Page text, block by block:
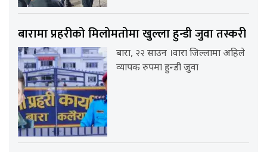
बारामा प्रहरीको मिलोमतोमा खुल्ला हुन्डी जुवा तस्करी
बारा, २२ साउन ।वारा जिल्लामा अहिले
व्यापक रुपमा हुन्डी जुवा